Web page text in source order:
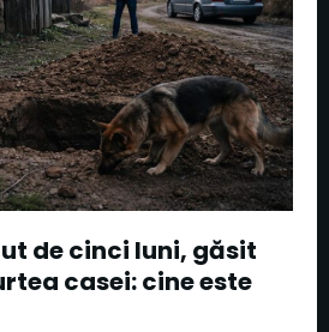
de cinci luni, găsit
casei: cine este